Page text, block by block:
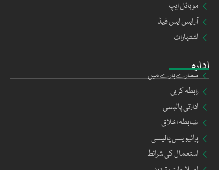
ادارہ
ہمارے بارے میں
رابطہ کریں
ادارتی پالیسی
ضابطہ اخلاق
پرائیویسی پالیسی
استعمال کی شرائط
موبائل ایپ
آر ایس ایس فیڈ
اشتہارات